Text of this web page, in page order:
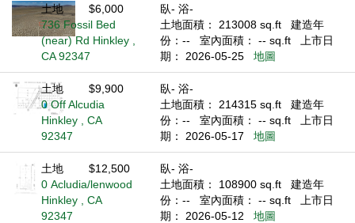
土地
$6,000
736 Fossil Bed
(near) Rd Hinkley ,
CA 92347
臥- 浴-
土地面積： 213008 sq.ft
建造年
份：--
室內面積： -- sq.ft
上市日
期： 2026-05-25
地圖
土地
$9,900
0 Off Alcudia
Hinkley , CA
92347
臥- 浴-
土地面積： 214315 sq.ft
建造年
份：--
室內面積： -- sq.ft
上市日
期： 2026-05-17
地圖
土地
$12,500
0 Acludia/lenwood
Hinkley , CA
92347
臥- 浴-
土地面積： 108900 sq.ft
建造年
份：--
室內面積： -- sq.ft
上市日
期： 2026-05-12
地圖